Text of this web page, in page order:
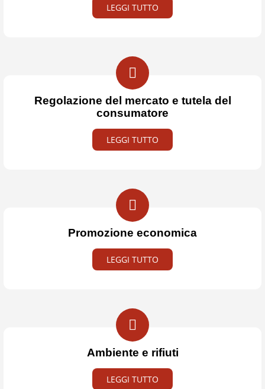
LEGGI TUTTO
Regolazione del mercato e tutela del
consumatore
LEGGI TUTTO
Promozione economica
LEGGI TUTTO
Ambiente e rifiuti
LEGGI TUTTO